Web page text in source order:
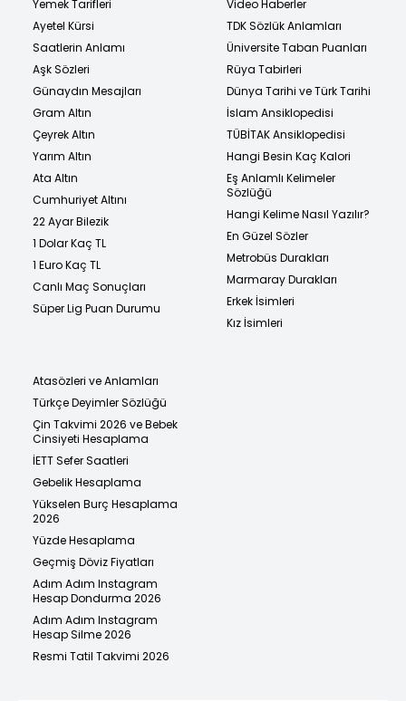
Yemek Tarifleri
Ayetel Kürsi
Saatlerin Anlamı
Aşk Sözleri
Günaydın Mesajları
Gram Altın
Çeyrek Altın
Yarım Altın
Ata Altın
Cumhuriyet Altını
22 Ayar Bilezik
1 Dolar Kaç TL
1 Euro Kaç TL
Canlı Maç Sonuçları
Süper Lig Puan Durumu
Video Haberler
TDK Sözlük Anlamları
Üniversite Taban Puanları
Rüya Tabirleri
Dünya Tarihi ve Türk Tarihi
İslam Ansiklopedisi
TÜBİTAK Ansiklopedisi
Hangi Besin Kaç Kalori
Eş Anlamlı Kelimeler
Sözlüğü
Hangi Kelime Nasıl Yazılır?
En Güzel Sözler
Metrobüs Durakları
Marmaray Durakları
Erkek İsimleri
Kız İsimleri
Atasözleri ve Anlamları
Türkçe Deyimler Sözlüğü
Çin Takvimi 2026 ve Bebek
Cinsiyeti Hesaplama
İETT Sefer Saatleri
Gebelik Hesaplama
Yükselen Burç Hesaplama
2026
Yüzde Hesaplama
Geçmiş Döviz Fiyatları
Adım Adım Instagram
Hesap Dondurma 2026
Adım Adım Instagram
Hesap Silme 2026
Resmi Tatil Takvimi 2026